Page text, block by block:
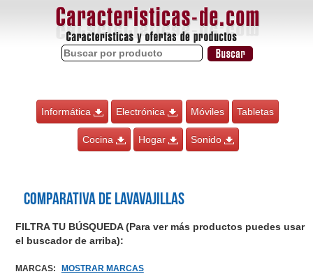
Informática Electrónica Móviles Tabletas
Cocina Hogar Sonido
Comparativa de Lavavajillas
FILTRA TU BÚSQUEDA (Para ver más productos puedes usar
el buscador de arriba):
MARCAS: MOSTRAR MARCAS